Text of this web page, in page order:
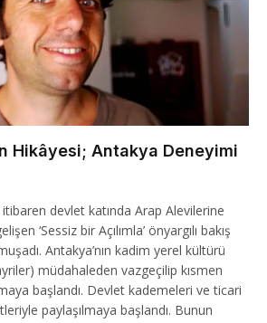
Hikâyesi; Antakya Deneyimi
itibaren devlet katında Arap Alevilerine
‘Sessiz bir Açılımla’ önyargılı bakış
Antakya’nın kadim yerel kültürü
müdahaleden vazgeçilip kısmen
başlandı. Devlet kademeleri ve ticari
paylaşılmaya başlandı. Bunun